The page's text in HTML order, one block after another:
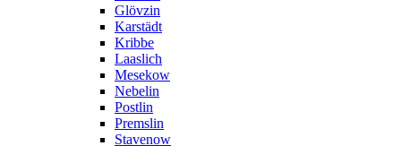
Glövzin
Karstädt
Kribbe
Laaslich
Mesekow
Nebelin
Postlin
Premslin
Stavenow